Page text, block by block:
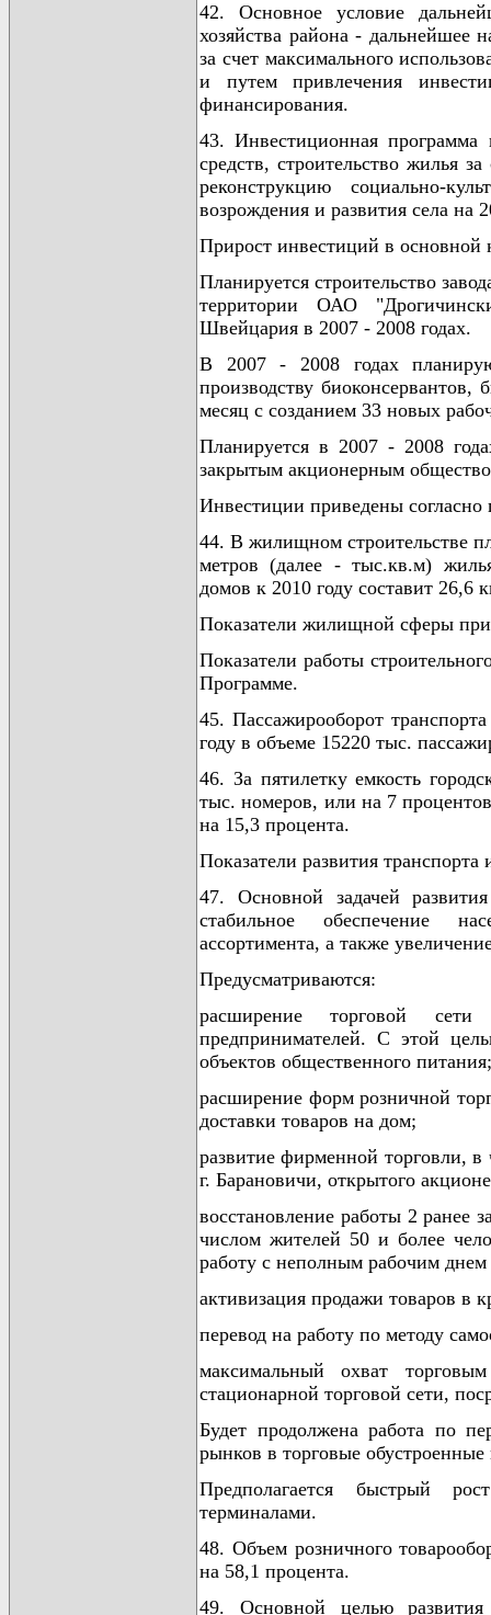
42. Основное условие
хозяйства района - дальнейшее
за счет максимального
и путем привлечения
финансирования.
43. Инвестиционная программа
средств, строительство жилья
реконструкцию социально-
возрождения и развития села на
Прирост инвестиций в основной
Планируется строительство
территории ОАО
Швейцария в 2007 - 2008 годах.
В 2007 - 2008 годах
производству
месяц с созданием 33 новых
Планируется в 2007 - 2008
закрытым акционерным
Инвестиции приведены
44. В жилищном строительстве
метров (далее - тыс.кв.м)
домов к 2010 году составит 26,6
Показатели жилищной сферы
Показатели работы
Программе.
45. Пассажирооборот
году в объеме 15220 тыс.
46. За пятилетку емкость
тыс. номеров, или на 7
на 15,3 процента.
Показатели развития
47. Основной задачей
стабильное обеспечение
ассортимента, а также
Предусматриваются:
расширение торговой сети
предпринимателей. С этой
объектов общественного питания;
расширение форм розничной
доставки товаров на дом;
развитие фирменной торговли,
г. Барановичи, открытого
восстановление работы 2 ранее
числом жителей 50 и более
работу с неполным рабочим
активизация продажи товаров в
перевод на работу по методу
максимальный охват
стационарной торговой сети,
Будет продолжена работа по
рынков в торговые
Предполагается быстрый
терминалами.
48. Объем розничного
на 58,1 процента.
49. Основной целью развития